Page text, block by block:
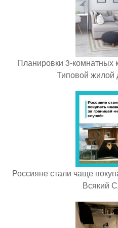
Планировки 3-комнатных
Типовой жилой
Россияне стали чаще
Всякий